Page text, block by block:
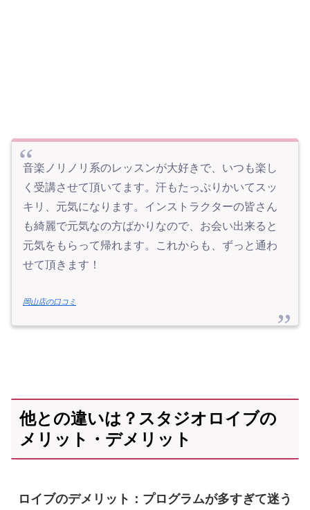
音楽ノリノリ系のレッスンが大好きで、いつも楽し
く受講させて頂いてます。汗もたっぷりかいてスッ
キリ、元気になります。インストラクターの皆さん
も綺麗で元気なの方ばかりなので、お会い出来ると
元気をもらって帰れます。これからも、ずっと通わ
せて頂きます！
岡山店の口コミ
他との違いは？スタジオロイブの
メリット・デメリット
ロイブのデメリット：プログラムが多すぎて迷う